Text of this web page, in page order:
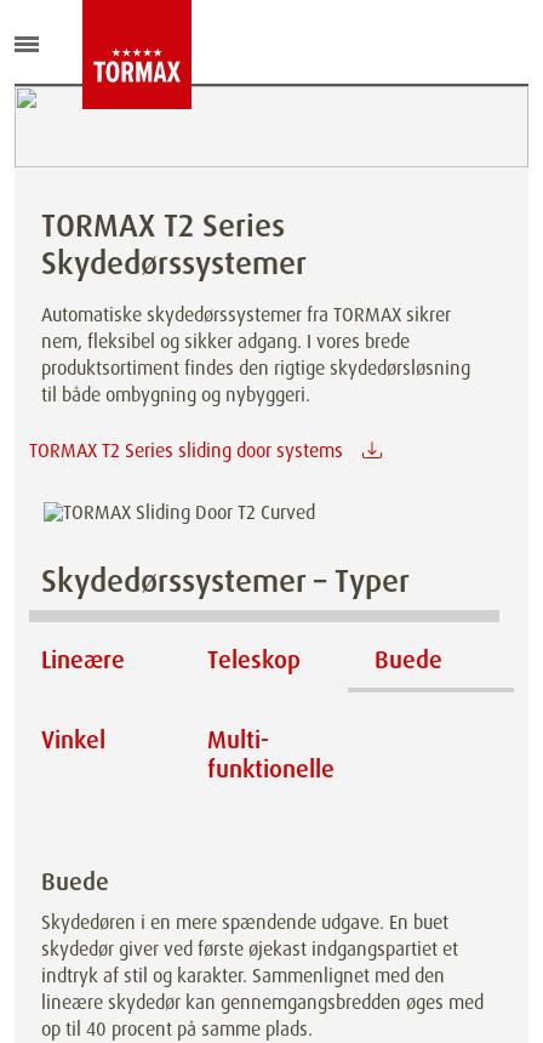
TORMAX T2 Series
Skydedørssystemer
Automatiske skydedørssystemer fra TORMAX sikrer
nem, fleksibel og sikker adgang. I vores brede
produktsortiment findes den rigtige skydedørsløsning
til både ombygning og nybyggeri.
TORMAX T2 Series sliding door systems
Skydedørssystemer – Typer
Lineære Teleskop Buede
Vinkel
Multi­
funktionelle
Buede
Skydedøren i en mere spændende udgave. En buet
skydedør giver ved første øjekast indgangspartiet et
indtryk af stil og karakter. Sammenlignet med den
lineære skydedør kan gennemgangsbredden øges med
op til 40 procent på samme plads.